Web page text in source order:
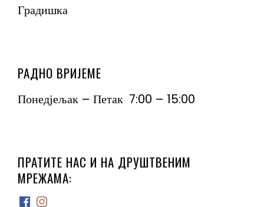
Градишка
РАДНО ВРИЈЕМЕ
Понедјељак – Петак 7:00 – 15:00
ПРАТИТЕ НАС И НА ДРУШТВЕНИМ
МРЕЖАМА:
Facebook
Instagram